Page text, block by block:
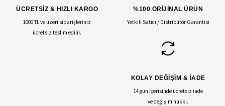
ÜCRETSİZ & HIZLI KARGO
1000 TL ve üzeri siparişleriniz
ücretsiz teslim edilir.
%100 ORİJİNAL ÜRÜN
Yetkili Satıcı / Distribütör Garantisi
KOLAY DEĞİŞİM & İADE
14 gün içerisinde ücretsiz iade
ve değişim hakkı.